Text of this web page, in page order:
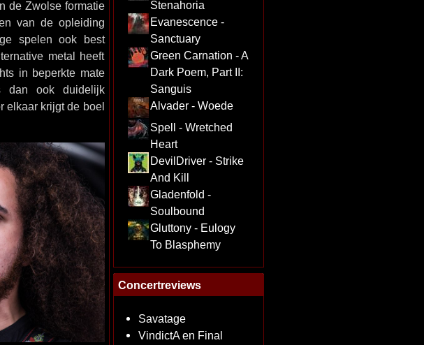
de Zwolse formatie
van de opleiding
spelen ook best
metal heeft
in beperkte mate
dan ook duidelijk
elkaar krijgt de boel
Stenahoria
Evanescence -
Sanctuary
Green Carnation - A
Dark Poem, Part II:
Sanguis
Alvader - Woede
Spell - Wretched
Heart
DevilDriver - Strike
And Kill
Gladenfold -
Soulbound
Gluttony - Eulogy
To Blasphemy
Concertreviews
Savatage
VindictA en Final